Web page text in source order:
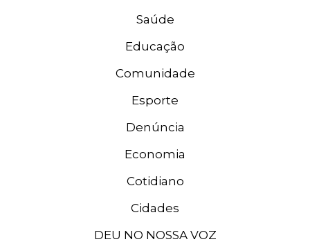
Saúde
Educação
Comunidade
Esporte
Denúncia
Economia
Cotidiano
Cidades
DEU NO NOSSA VOZ